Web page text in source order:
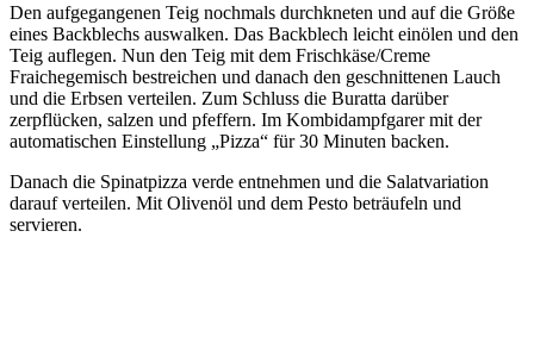
Den aufgegangenen Teig nochmals durchkneten und auf die Größe
eines Backblechs auswalken. Das Backblech leicht einölen und den
Teig auflegen. Nun den Teig mit dem Frischkäse/Creme
Fraichegemisch bestreichen und danach den geschnittenen Lauch
und die Erbsen verteilen. Zum Schluss die Buratta darüber
zerpflücken, salzen und pfeffern. Im Kombidampfgarer mit der
automatischen Einstellung „Pizza“ für 30 Minuten backen.
Danach die Spinatpizza verde entnehmen und die Salatvariation
darauf verteilen. Mit Olivenöl und dem Pesto beträufeln und
servieren.